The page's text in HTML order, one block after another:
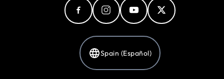
Spain (Español)